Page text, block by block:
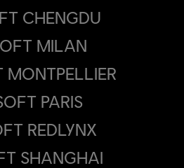
CHENGDU
MILAN
MONTPELLIER
PARIS
REDLYNX
SHANGHAI